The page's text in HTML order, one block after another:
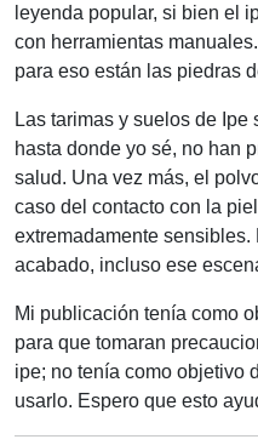
leyenda popular, si bien el
con herramientas
para eso están las piedras
Las tarimas y suelos de Ipe
hasta donde yo sé, no han
salud. Una vez más, el
caso del contacto con la
extremadamente
acabado, incluso ese
Mi publicación tenía como
para que tomaran
ipe; no tenía como objetivo
usarlo. Espero que esto